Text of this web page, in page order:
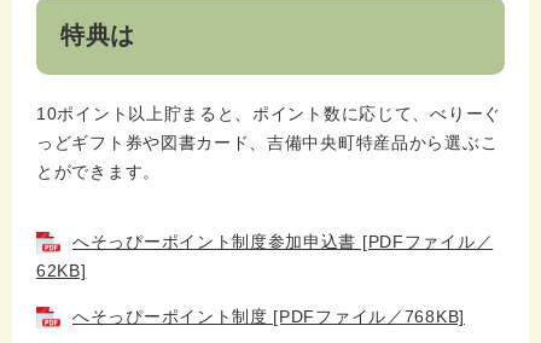
特典は
10ポイント以上貯まると、ポイント数に応じて、べりーぐ
っどギフト券や図書カード、吉備中央町特産品から選ぶこ
とができます。
へそっぴーポイント制度参加申込書 [PDFファイル／
62KB]
へそっぴーポイント制度 [PDFファイル／768KB]